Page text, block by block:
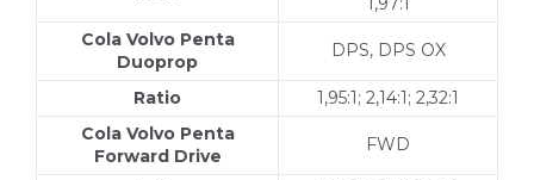
Cola Volvo Penta
Duoprop
DPS, DPS OX
Ratio
1,95:1; 2,14:1; 2,32:1
Cola Volvo Penta
Forward Drive
FWD